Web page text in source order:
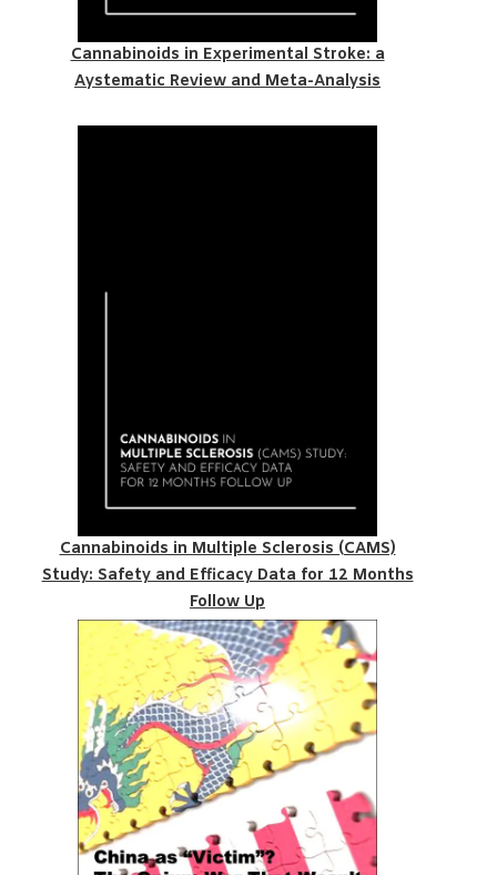
Cannabinoids in Experimental Stroke: a
Aystematic Review and Meta-Analysis
Cannabinoids in Multiple Sclerosis (CAMS)
Study: Safety and Efficacy Data for 12 Months
Follow Up